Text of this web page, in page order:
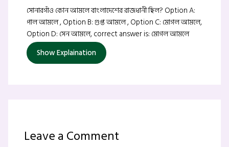
সোনারগাঁও কোন আমলে বাংলাদেশের রাজধানী ছিল? Option A:
পাল আমলে , Option B: গুপ্ত আমলে , Option C: মোগল আমলে,
Option D: সেন আমলে, correct answer is: মোগল আমলে
Show Explaination
Leave a Comment